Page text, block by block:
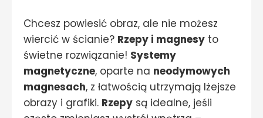
Chcesz powiesić obraz, ale nie możesz
wiercić w ścianie? Rzepy i magnesy to
świetne rozwiązanie! Systemy
magnetyczne, oparte na neodymowych
magnesach, z łatwością utrzymają lżejsze
obrazy i grafiki. Rzepy są idealne, jeśli